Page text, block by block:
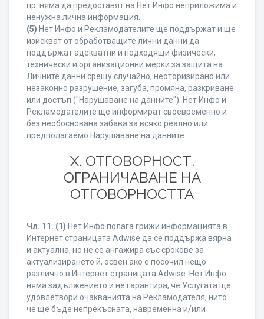
пр. няма да предоставят на Нет Инфо неприложима и
ненужна лична информация.
(5) Нет Инфо и Рекламодателите ще поддържат и ще
изискват от обработващите лични данни да
поддържат адекватни и подходящи физически,
технически и организационни мерки за защита на
Личните данни срещу случайно, неоторизирано или
незаконно разрушение, загуба, промяна, разкриване
или достъп ("Нарушаване на данните"). Нет Инфо и
Рекламодателите ще информират своевременно и
без необоснована забава за всяко реално или
предполагаемо Нарушаване на данните.
X. ОТГОВОРНОСТ.
ОГРАНИЧАВАНЕ НА
ОТГОВОРНОСТТА
Чл. 11. (1) Нет Инфо полага грижи информацията в
Интернет страницата Adwise да се поддържа вярна
и актуална, но не се ангажира със срокове за
актуализирането й, освен ако е посочил нещо
различно в Интернет страницата Adwise. Нет Инфо
няма задължението и не гарантира, че Услугата ще
удовлетвори очакванията на Рекламодателя, нито
че ще бъде непрекъсната, навременна и/или